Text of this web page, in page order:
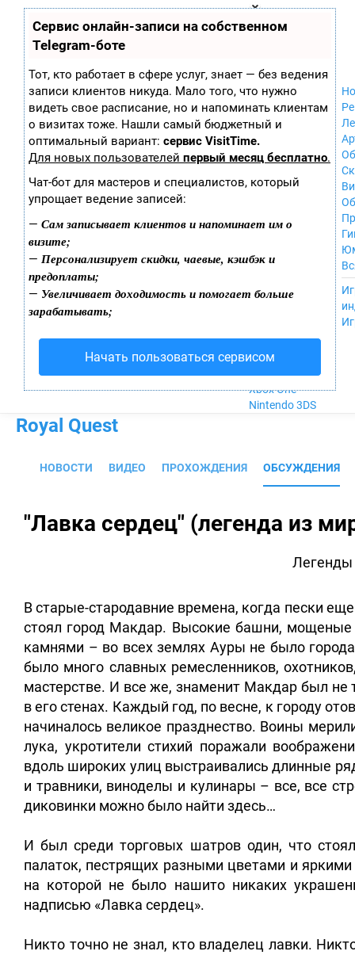
Сервис онлайн-записи на собственном
Telegram-боте
Тот, кто работает в сфере услуг, знает — без ведения
записи клиентов никуда. Мало того, что нужно
видеть свое расписание, но и напоминать клиентам
о визитах тоже. Нашли самый бюджетный и
оптимальный вариант: сервис VisitTime.
Для новых пользователей первый месяц бесплатно.
Чат-бот для мастеров и специалистов, который
упрощает ведение записей:
— Сам записывает клиентов и напоминает им о
визите;
— Персонализирует скидки, чаевые, кэшбэк и
предоплаты;
— Увеличивает доходимость и помогает больше
зарабатывать;
Начать пользоваться сервисом
играх
ла
ор
ы
Xbox 360
Nintendo Wii
Nintendo
GameCube
PlayStation
PlayStation 3
Nintendo 64
Sega Dreamcast
Nintendo DS
iOS
Sega Mega Drive
Mobile
Nintendo Wii U
PlayStation 4
Xbox One
Nintendo 3DS
Royal Quest
НОВОСТИ ВИДЕО ПРОХОЖДЕНИЯ ОБСУЖДЕНИЯ
"Лавка сердец" (легенда из
В старые-стародавние времена, когда пески
стоял город Макдар. Высокие башни, мощеные
камнями – во всех землях Ауры не было
было много славных ремесленников,
мастерстве. И все же, знаменит Макдар был не
в его стенах. Каждый год, по весне, к городу
начиналось великое празднество. Воины
лука, укротители стихий поражали
вдоль широких улиц выстраивались длинные
и травники, виноделы и кулинары – все, все
диковинки можно было найти здесь…
И был среди торговых шатров один, что
палаток, пестрящих разными цветами и
на которой не было нашито никаких
надписью «Лавка сердец».
Никто точно не знал, кто владелец лавки.